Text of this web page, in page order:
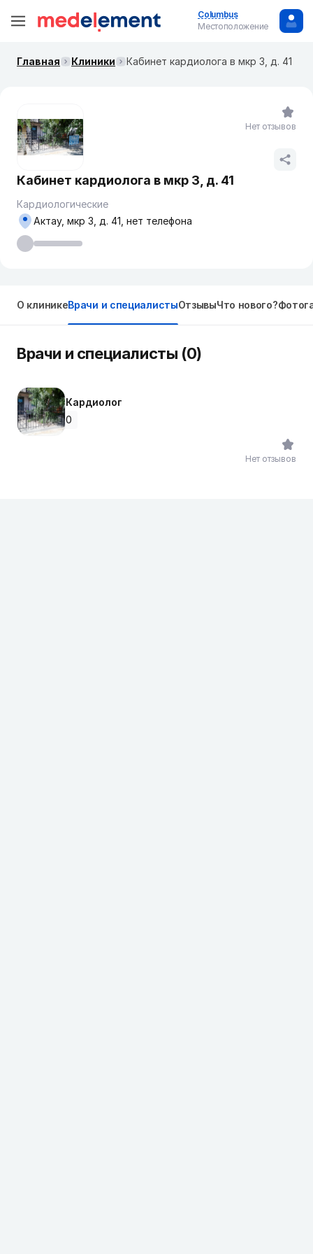
Columbus
Местоположение
Главная Клиники Кабинет кардиолога в мкр 3, д. 41
Кабинет кардиолога в мкр 3, д. 41
Кардиологические
Актау, мкр 3, д. 41, нет телефона
Нет отзывов
О клиникеВрачи и специалистыОтзывыЧто нового?
Врачи и специалисты (0)
Кардиолог
0
Нет отзывов